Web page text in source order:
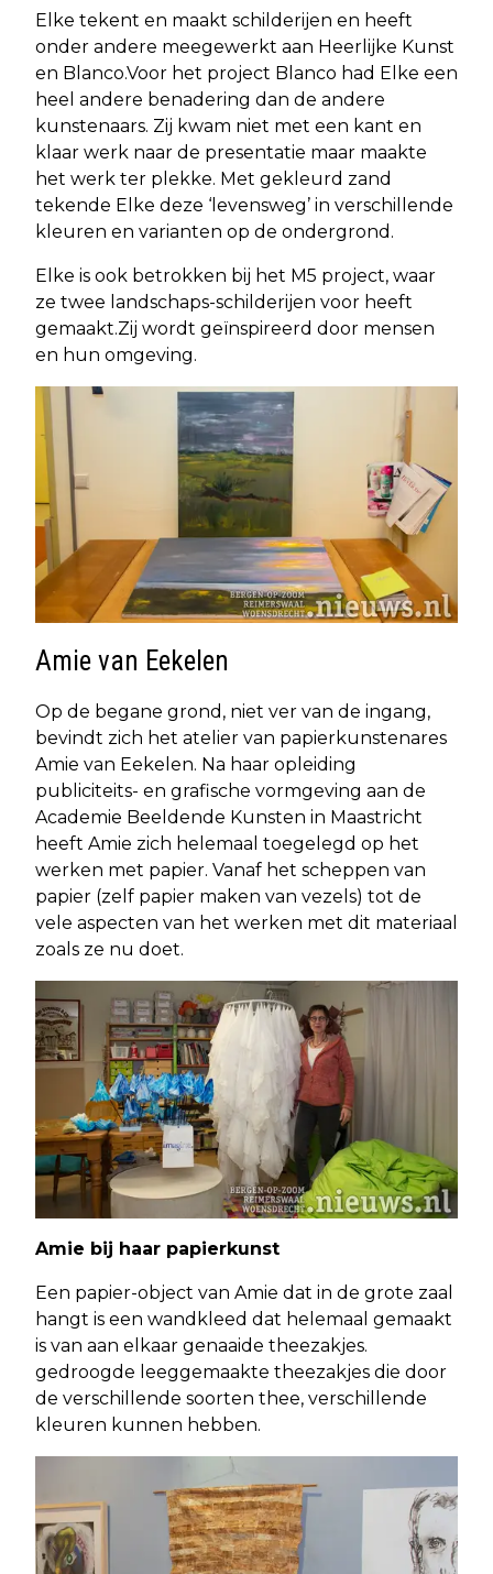
Elke tekent en maakt schilderijen en heeft
onder andere meegewerkt aan Heerlijke Kunst
en Blanco.Voor het project Blanco had Elke een
heel andere benadering dan de andere
kunstenaars. Zij kwam niet met een kant en
klaar werk naar de presentatie maar maakte
het werk ter plekke. Met gekleurd zand
tekende Elke deze ‘levensweg’ in verschillende
kleuren en varianten op de ondergrond.
Elke is ook betrokken bij het M5 project, waar
ze twee landschaps-schilderijen voor heeft
gemaakt.Zij wordt geïnspireerd door mensen
en hun omgeving.
Amie van Eekelen
Op de begane grond, niet ver van de ingang,
bevindt zich het atelier van papierkunstenares
Amie van Eekelen. Na haar opleiding
publiciteits- en grafische vormgeving aan de
Academie Beeldende Kunsten in Maastricht
heeft Amie zich helemaal toegelegd op het
werken met papier. Vanaf het scheppen van
papier (zelf papier maken van vezels) tot de
vele aspecten van het werken met dit materiaal
zoals ze nu doet.
Amie bij haar papierkunst
Een papier-object van Amie dat in de grote zaal
hangt is een wandkleed dat helemaal gemaakt
is van aan elkaar genaaide theezakjes.
gedroogde leeggemaakte theezakjes die door
de verschillende soorten thee, verschillende
kleuren kunnen hebben.